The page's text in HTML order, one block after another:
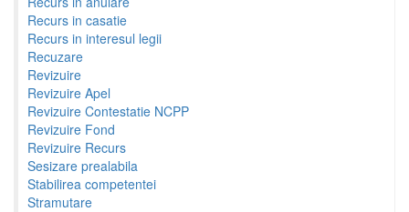
Recurs in casatie
Recurs in interesul legii
Recuzare
Revizuire
Revizuire Apel
Revizuire Contestatie NCPP
Revizuire Fond
Revizuire Recurs
Sesizare prealabila
Stabilirea competentei
Stramutare